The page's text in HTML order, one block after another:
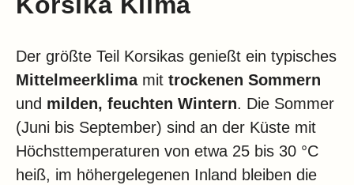
Der größte Teil Korsikas genießt ein typisches
Mittelmeerklimamit trockenen Sommern
und milden, feuchten Wintern. Die Sommer
(Juni bis September) sind an der Küste mit
Höchsttemperaturen von etwa 25 bis 30 °C
heiß, im höhergelegenen Inland bleiben die